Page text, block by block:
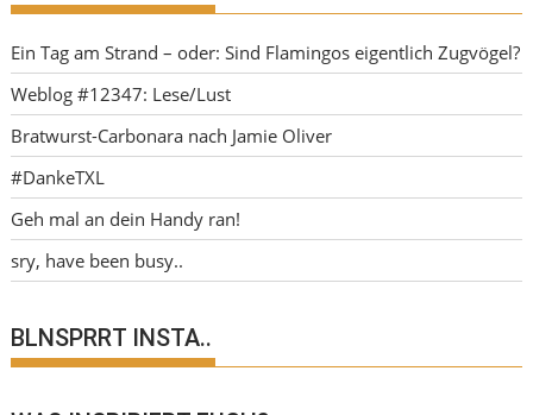
Ein Tag am Strand – oder: Sind Flamingos eigentlich Zugvögel?
Weblog #12347: Lese/Lust
Bratwurst-Carbonara nach Jamie Oliver
#DankeTXL
Geh mal an dein Handy ran!
sry, have been busy..
BLNSPRRT INSTA..